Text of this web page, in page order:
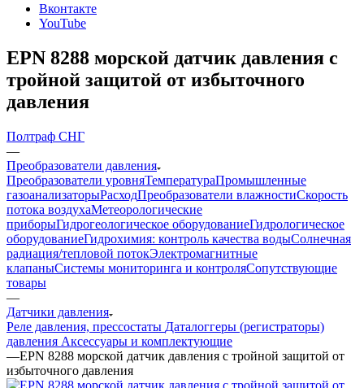
Вконтакте
YouTube
EPN 8288 морской датчик давления c
тройной защитой от избыточного
давления
Полтраф СНГ
—
Преобразователи давления
Преобразователи уровняТемператураПромышленные
газоанализаторыРасходПреобразователи влажностиСкорость
потока воздухаМетеорологические
приборыГидрогеологическое оборудованиеГидрологическое
оборудованиеГидрохимия: контроль качества водыСолнечная
радиация/тепловой потокЭлектромагнитные
клапаныСистемы мониторинга и контроляСопутствующие
товары
—
Датчики давления
Реле давления, прессостаты Даталоггеры (регистраторы)
давления Аксессуары и комплектующие
—EPN 8288 морской датчик давления c тройной защитой от
избыточного давления